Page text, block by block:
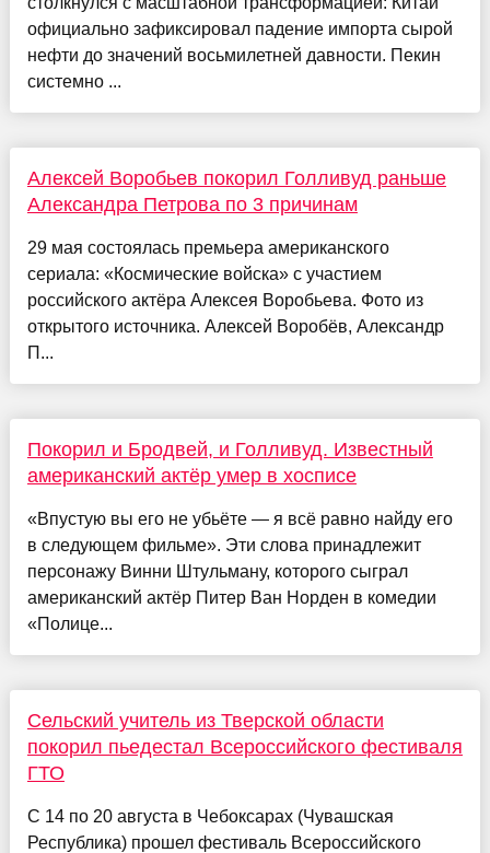
официально зафиксировал падение импорта сырой
нефти до значений восьмилетней давности. Пекин
системно ...
Алексей Воробьев покорил Голливуд раньше
Александра Петрова по 3 причинам
29 мая состоялась премьера американского
сериала: «Космические войска» с участием
российского актёра Алексея Воробьева. Фото из
открытого источника. Алексей Воробёв, Александр
П...
Покорил и Бродвей, и Голливуд. Известный
американский актёр умер в хосписе
«Впустую вы его не убьёте — я всё равно найду его
в следующем фильме». Эти слова принадлежит
персонажу Винни Штульману, которого сыграл
американский актёр Питер Ван Норден в комедии
«Полице...
Сельский учитель из Тверской области
покорил пьедестал Всероссийского фестиваля
ГТО
С 14 по 20 августа в Чебоксарах (Чувашская
Республика) прошел фестиваль Всероссийского